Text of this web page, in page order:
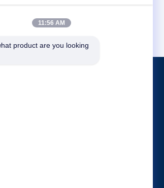
11:56 AM
product are you looking